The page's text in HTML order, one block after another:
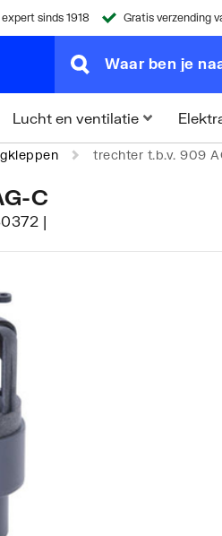
expert sinds 1918 Gratis verzending
Lucht en ventilatie
trechter t.b.v. 909
C
|